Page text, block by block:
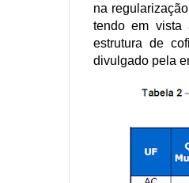
na
tendo em vista
estrutura de
divulgado pela